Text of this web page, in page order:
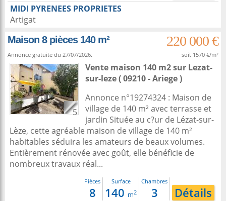
MIDI PYRENEES PROPRIETES
Artigat
Maison 8 pièces 140 m²
220 000 €
Annonce gratuite du 27/07/2026. soit 1570 €/m²
5
Vente maison 140 m2sur Lezat-
sur-leze( 09210 - Ariege )
Annonce n°19274324 : Maison de
village de 140 m² avec terrasse et
jardin Située au c?ur de Lézat-sur-
Lèze, cette agréable maison de village de 140 m²
habitables séduira les amateurs de beaux volumes.
Entièrement rénovée avec goût, elle bénéficie de
nombreux travaux réal...
Pièces
8
Surface
140 m2
Chambres
3 Détails